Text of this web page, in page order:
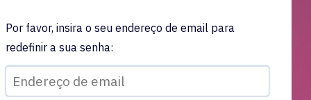
Por favor, insira o seu endereço de email para
redefinir a sua senha: